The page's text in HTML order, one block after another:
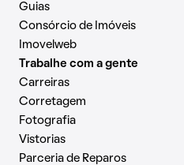
Guias
Consórcio de Imóveis
Imovelweb
Trabalhe com a gente
Carreiras
Corretagem
Fotografia
Vistorias
Parceria de Reparos